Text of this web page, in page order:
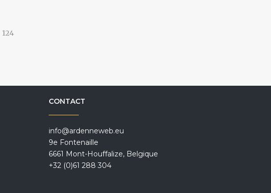
124
CONTACT
info@ardenneweb.eu
9e Fontenaille
6661 Mont-Houffalize, Belgique
+32 (0)61 288 304